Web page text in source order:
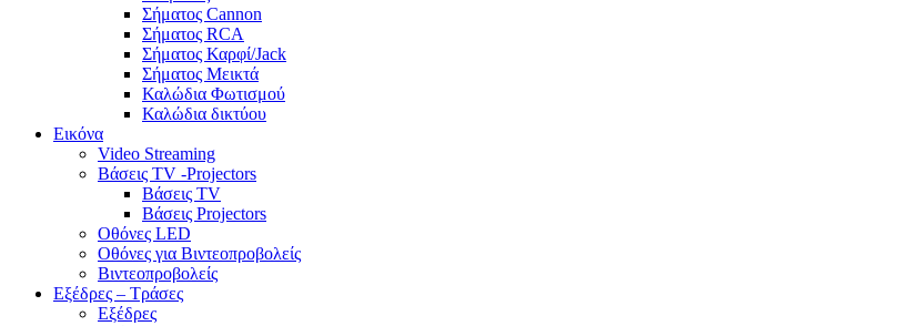
Σήματος Cannon
Σήματος RCA
Σήματος Καρφί/Jack
Σήματος Μεικτά
Καλώδια Φωτισμού
Καλώδια δικτύου
Εικόνα
Video Streaming
Βάσεις TV -Projectors
Βάσεις TV
Βάσεις Projectors
Οθόνες LED
Οθόνες για Βιντεοπροβολείς
Βιντεοπροβολείς
Εξέδρες – Τράσες
Εξέδρες